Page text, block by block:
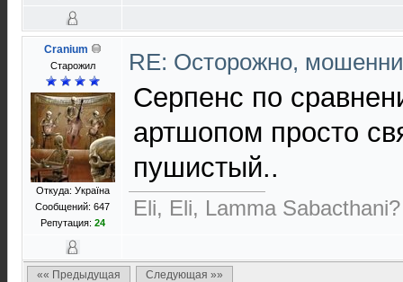
Cranium
Старожил
Откуда: Україна
Сообщений: 647
Репутация: 24
RE: Осторожно,
Серпенс по
артшопом просто
пушистый..
Eli, Eli, Lamma Sabacthani?
«« Предыдущая Следующая »»